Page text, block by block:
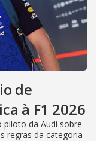
de
à F1 2026
piloto da Audi sobre
regras da categoria